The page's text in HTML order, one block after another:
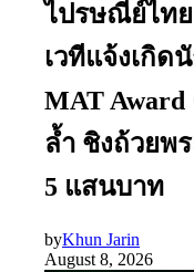
ไปรษณีย์ไท
เวทีแจ้งเกิด
MAT Award
ล้ำ ชิงถ้วยพ
5 แสนบาท
byKhun Jarin
August 8, 2026